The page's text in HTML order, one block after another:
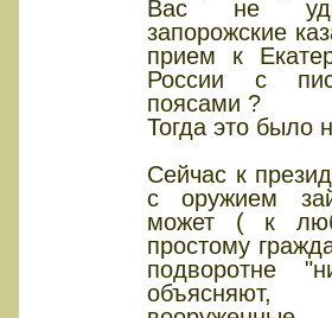
Вас не
запорожские
прием к
России с
поясами ?
Тогда это было
Сейчас к
с оружием
может ( к
простому
подворотне